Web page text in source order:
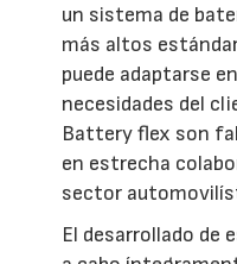
un sistema de
más altos
puede adaptarse
necesidades del
Battery flex son
en estrecha
sector
El desarrollado de